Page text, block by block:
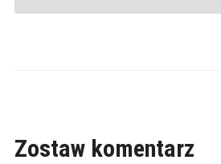
Zostaw komentarz